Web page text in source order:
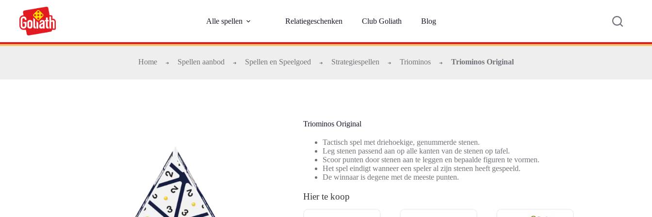
inhoud
Alle spellen Relatiegeschenken Club Goliath Blog
Home ➜ Spellen aanbod ➜ Spellen en Speelgoed ➜ Strategiespellen ➜ Triominos ➜ Triominos Original
Triominos Original
Tactisch spel met driehoekige, genummerde stenen.
Leg stenen passend aan op alle kanten van de stenen op tafel.
Scoor punten door stenen aan te leggen en bepaalde figuren te vormen.
Het spel eindigt wanneer een speler al zijn stenen heeft gespeeld.
De winnaar is degene met de meeste punten.
Hier te koop